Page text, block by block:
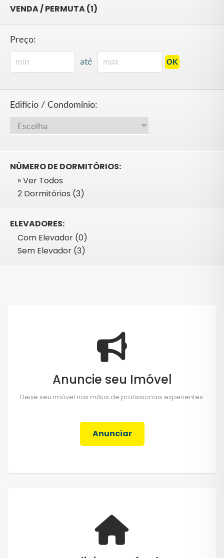
VENDA / PERMUTA (1)
Preço:
até
Edifício / Condomínio:
NÚMERO DE DORMITÓRIOS:
» Ver Todos
2 Dormitórios (3)
ELEVADORES:
Com Elevador (0)
Sem Elevador (3)
Anuncie seu Imóvel
Deixe seu imóvel nas mãos de profissionais experientes.
Anunciar